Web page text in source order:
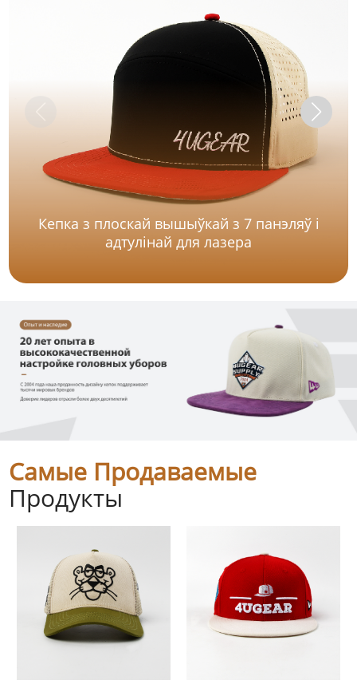
Кепка з плоскай вышыўкай з 7 панэляў і
адтулінай для лазера
Самые Продаваемые
Продукты